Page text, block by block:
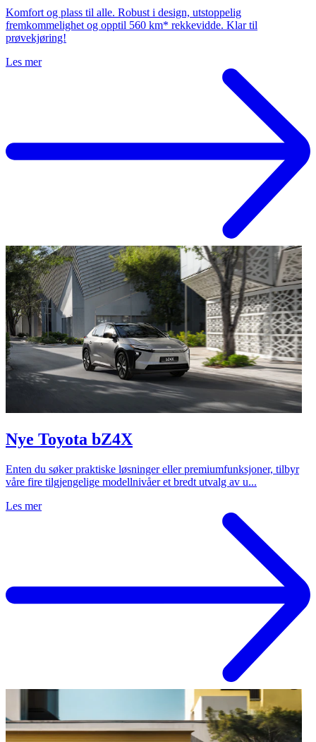
Komfort og plass til alle. Robust i design, utstoppelig
fremkommelighet og opptil 560 km* rekkevidde. Klar til
prøvekjøring!
Les mer
Nye Toyota bZ4X
Enten du søker praktiske løsninger eller premiumfunksjoner, tilbyr
våre fire tilgjengelige modellnivåer et bredt utvalg av u...
Les mer